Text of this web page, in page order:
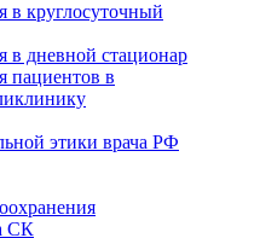
в круглосуточный
в дневной стационар
пациентов в
этики врача РФ
СК